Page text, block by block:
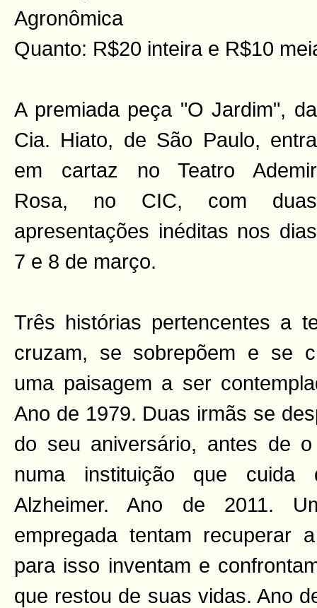
Agronômica
Quanto: R$20 inteira e R$10
A premiada peça "O Jardim", da
Cia. Hiato, de São Paulo, entra
em cartaz no Teatro Ademir
Rosa, no CIC, com duas
apresentações inéditas nos dias
7 e 8 de março.
Três histórias pertencentes a
cruzam, se sobrepõem e se
uma paisagem a ser
Ano de 1979. Duas irmãs se
do seu aniversário, antes de
numa instituição que cuida
Alzheimer. Ano de 2011.
empregada tentam recuperar
para isso inventam e
que restou de suas vidas. Ano